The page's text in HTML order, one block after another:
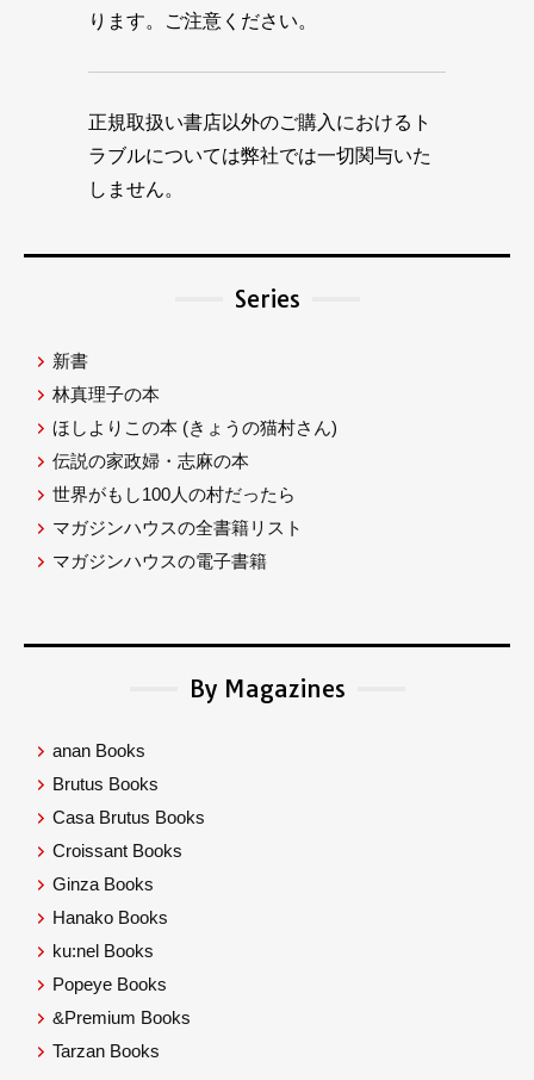
ります。ご注意ください。
正規取扱い書店以外のご購入におけるト
ラブルについては弊社では一切関与いた
しません。
Series
新書
林真理子の本
ほしよりこの本 (きょうの猫村さん)
伝説の家政婦・志麻の本
世界がもし100人の村だったら
マガジンハウスの全書籍リスト
マガジンハウスの電子書籍
By Magazines
anan Books
Brutus Books
Casa Brutus Books
Croissant Books
Ginza Books
Hanako Books
ku:nel Books
Popeye Books
&Premium Books
Tarzan Books